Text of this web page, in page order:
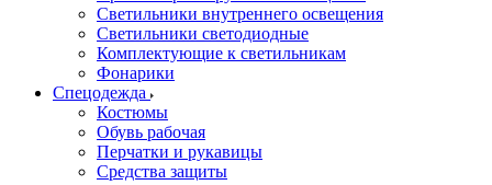
Светильники внутреннего освещения
Светильники светодиодные
Комплектующие к светильникам
Фонарики
Спецодежда
Костюмы
Обувь рабочая
Перчатки и рукавицы
Средства защиты